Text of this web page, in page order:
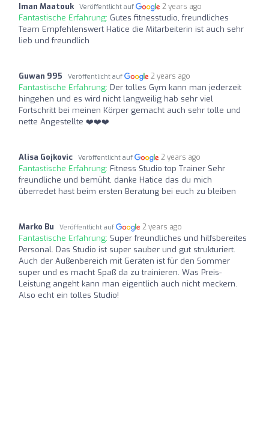
Iman Maatouk Veröffentlicht auf 2 years ago
Fantastische Erfahrung: Gutes fitnesstudio, freundliches
Team Empfehlenswert Hatice die Mitarbeiterin ist auch sehr
lieb und freundlich
Guwan 995 Veröffentlicht auf 2 years ago
Fantastische Erfahrung: Der tolles Gym kann man jederzeit
hingehen und es wird nicht langweilig hab sehr viel
Fortschritt bei meinen Körper gemacht auch sehr tolle und
nette Angestellte ❤️❤️❤️
Alisa Gojkovic Veröffentlicht auf 2 years ago
Fantastische Erfahrung: Fitness Studio top Trainer Sehr
freundliche und bemüht, danke Hatice das du mich
überredet hast beim ersten Beratung bei euch zu bleiben
Marko Bu Veröffentlicht auf 2 years ago
Fantastische Erfahrung: Super freundliches und hilfsbereites
Personal. Das Studio ist super sauber und gut strukturiert.
Auch der Außenbereich mit Geräten ist für den Sommer
super und es macht Spaß da zu trainieren. Was Preis-
Leistung angeht kann man eigentlich auch nicht meckern.
Also echt ein tolles Studio!